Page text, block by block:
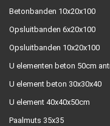
Betonbanden 10x20x100
Opsluitbanden 6x20x100
Opsluitbanden 10x20x100
U elementen beton 50cm
U element beton 30x30x40
U element 40x40x50cm
Paalmuts 35x35